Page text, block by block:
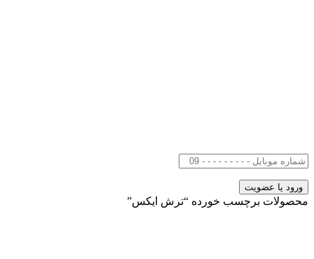
محصولات برچسب خورده “ترش ایکس”